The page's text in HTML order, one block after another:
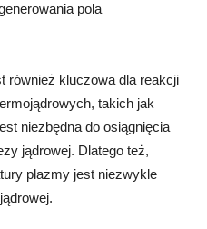
pola
również kluczowa dla reakcji
takich jak
niezbędna do osiągnięcia
jądrowej. Dlatego też,
plazmy jest niezwykle